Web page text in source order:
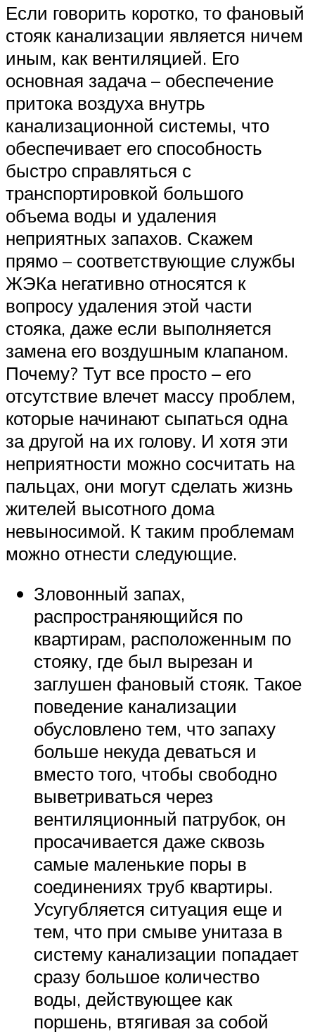
Если говорить коротко, то фановый
стояк канализации является ничем
иным, как вентиляцией. Его
основная задача – обеспечение
притока воздуха внутрь
канализационной системы, что
обеспечивает его способность
быстро справляться с
транспортировкой большого
объема воды и удаления
неприятных запахов. Скажем
прямо – соответствующие службы
ЖЭКа негативно относятся к
вопросу удаления этой части
стояка, даже если выполняется
замена его воздушным клапаном.
Почему? Тут все просто – его
отсутствие влечет массу проблем,
которые начинают сыпаться одна
за другой на их голову. И хотя эти
неприятности можно сосчитать на
пальцах, они могут сделать жизнь
жителей высотного дома
невыносимой. К таким проблемам
можно отнести следующие.
Зловонный запах,
распространяющийся по
квартирам, расположенным по
стояку, где был вырезан и
заглушен фановый стояк. Такое
поведение канализации
обусловлено тем, что запаху
больше некуда деваться и
вместо того, чтобы свободно
выветриваться через
вентиляционный патрубок, он
просачивается даже сквозь
самые маленькие поры в
соединениях труб квартиры.
Усугубляется ситуация еще и
тем, что при смыве унитаза в
систему канализации попадает
сразу большое количество
воды, действующее как
поршень, втягивая за собой